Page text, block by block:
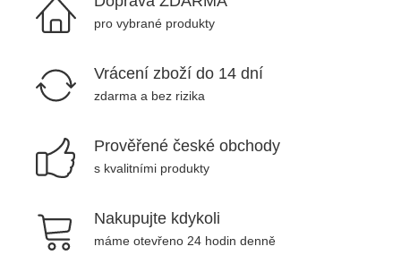
pro vybrané produkty
Vrácení zboží do 14 dní
zdarma a bez rizika
Prověřené české obchody
s kvalitními produkty
Nakupujte kdykoli
máme otevřeno 24 hodin denně